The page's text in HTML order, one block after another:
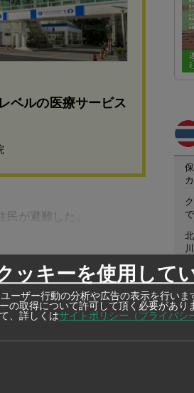
ベルの医療サービス
が避難した。
きをご覧になれま
ッキーを使用して
ーザー行動の分析や広告の表示を行いま
の取得について許可して頂く必要があり
、詳しくはサイトポリシー（プライバシ